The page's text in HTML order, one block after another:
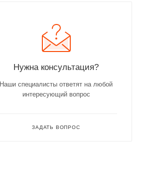
Нужна консультация?
Наши специалисты ответят на любой
интересующий вопрос
ЗАДАТЬ ВОПРОС